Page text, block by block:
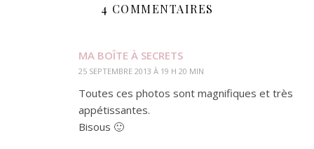
4 COMMENTAIRES
MA BOÎTE À SECRETS
25 SEPTEMBRE 2013 À 19 H 20 MIN
Toutes ces photos sont magnifiques et très
appétissantes.
Bisous 🙂